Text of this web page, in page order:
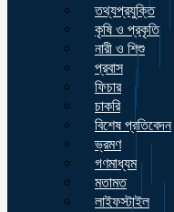
তথ্যপ্রযুক্তি
কৃষি ও প্রকৃতি
নারী ও শিশু
প্রবাস
ফিচার
চাকরি
বিশেষ প্রতিবেদন
ভ্রমণ
গণমাধ্যম
মতামত
লাইফস্টাইল